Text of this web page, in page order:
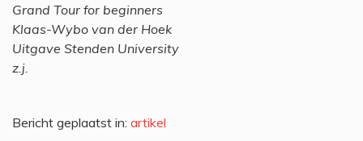
Grand Tour for beginners
Klaas-Wybo van der Hoek
Uitgave Stenden University
z.j.
Bericht geplaatst in: artikel